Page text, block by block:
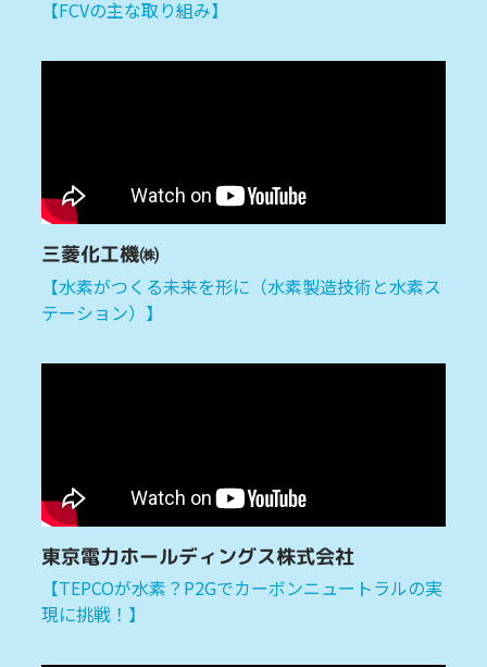
【FCVの主な取り組み】
三菱化工機㈱
【水素がつくる未来を形に（水素製造技術と水素ス
テーション）】
東京電力ホールディングス株式会社
【TEPCOが水素？P2Gでカーボンニュートラルの実
現に挑戦！】